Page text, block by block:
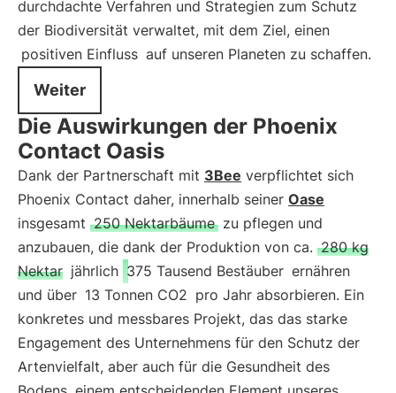
durchdachte Verfahren und Strategien zum Schutz
der Biodiversität verwaltet, mit dem Ziel, einen
positiven Einfluss auf unseren Planeten zu schaffen.
Weiter
Die Auswirkungen der Phoenix
Contact Oasis
Dank der Partnerschaft mit 3Bee verpflichtet sich
Phoenix Contact daher, innerhalb seiner Oase
insgesamt 250 Nektarbäume zu pflegen und
anzubauen, die dank der Produktion von ca. 280 kg
Nektar jährlich 375 Tausend Bestäuber ernähren
und über 13 Tonnen CO2 pro Jahr absorbieren. Ein
konkretes und messbares Projekt, das das starke
Engagement des Unternehmens für den Schutz der
Artenvielfalt, aber auch für die Gesundheit des